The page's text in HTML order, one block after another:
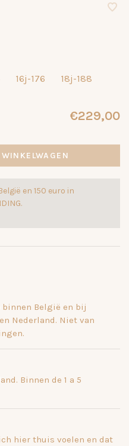
16j-176 18j-188
€229,00
en 150 euro in
binnen België en bij
Nederland. Niet van
Binnen de 1 a 5
hier thuis voelen en dat